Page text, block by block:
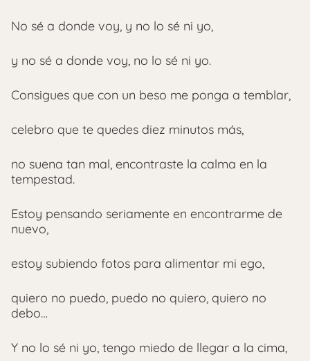
No sé a donde voy, y no lo sé ni yo,
y no sé a donde voy, no lo sé ni yo.
Consigues que con un beso me ponga a temblar,
celebro que te quedes diez minutos más,
no suena tan mal, encontraste la calma en la
tempestad.
Estoy pensando seriamente en encontrarme de
nuevo,
estoy subiendo fotos para alimentar mi ego,
quiero no puedo, puedo no quiero, quiero no
debo…
Y no lo sé ni yo, tengo miedo de llegar a la cima,